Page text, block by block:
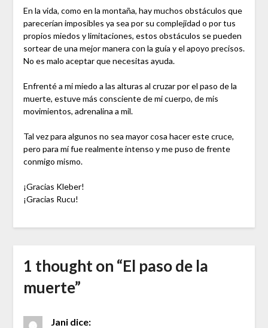
En la vida, como en la montaña, hay muchos obstáculos que
parecerían imposibles ya sea por su complejidad o por tus
propios miedos y limitaciones, estos obstáculos se pueden
sortear de una mejor manera con la guía y el apoyo precisos.
No es malo aceptar que necesitas ayuda.
Enfrenté a mi miedo a las alturas al cruzar por el paso de la
muerte, estuve más consciente de mi cuerpo, de mis
movimientos, adrenalina a mil.
Tal vez para algunos no sea mayor cosa hacer este cruce,
pero para mí fue realmente intenso y me puso de frente
conmigo mismo.
¡Gracias Kleber!
¡Gracias Rucu!
1 thought on “El paso de la
muerte”
Jani dice: